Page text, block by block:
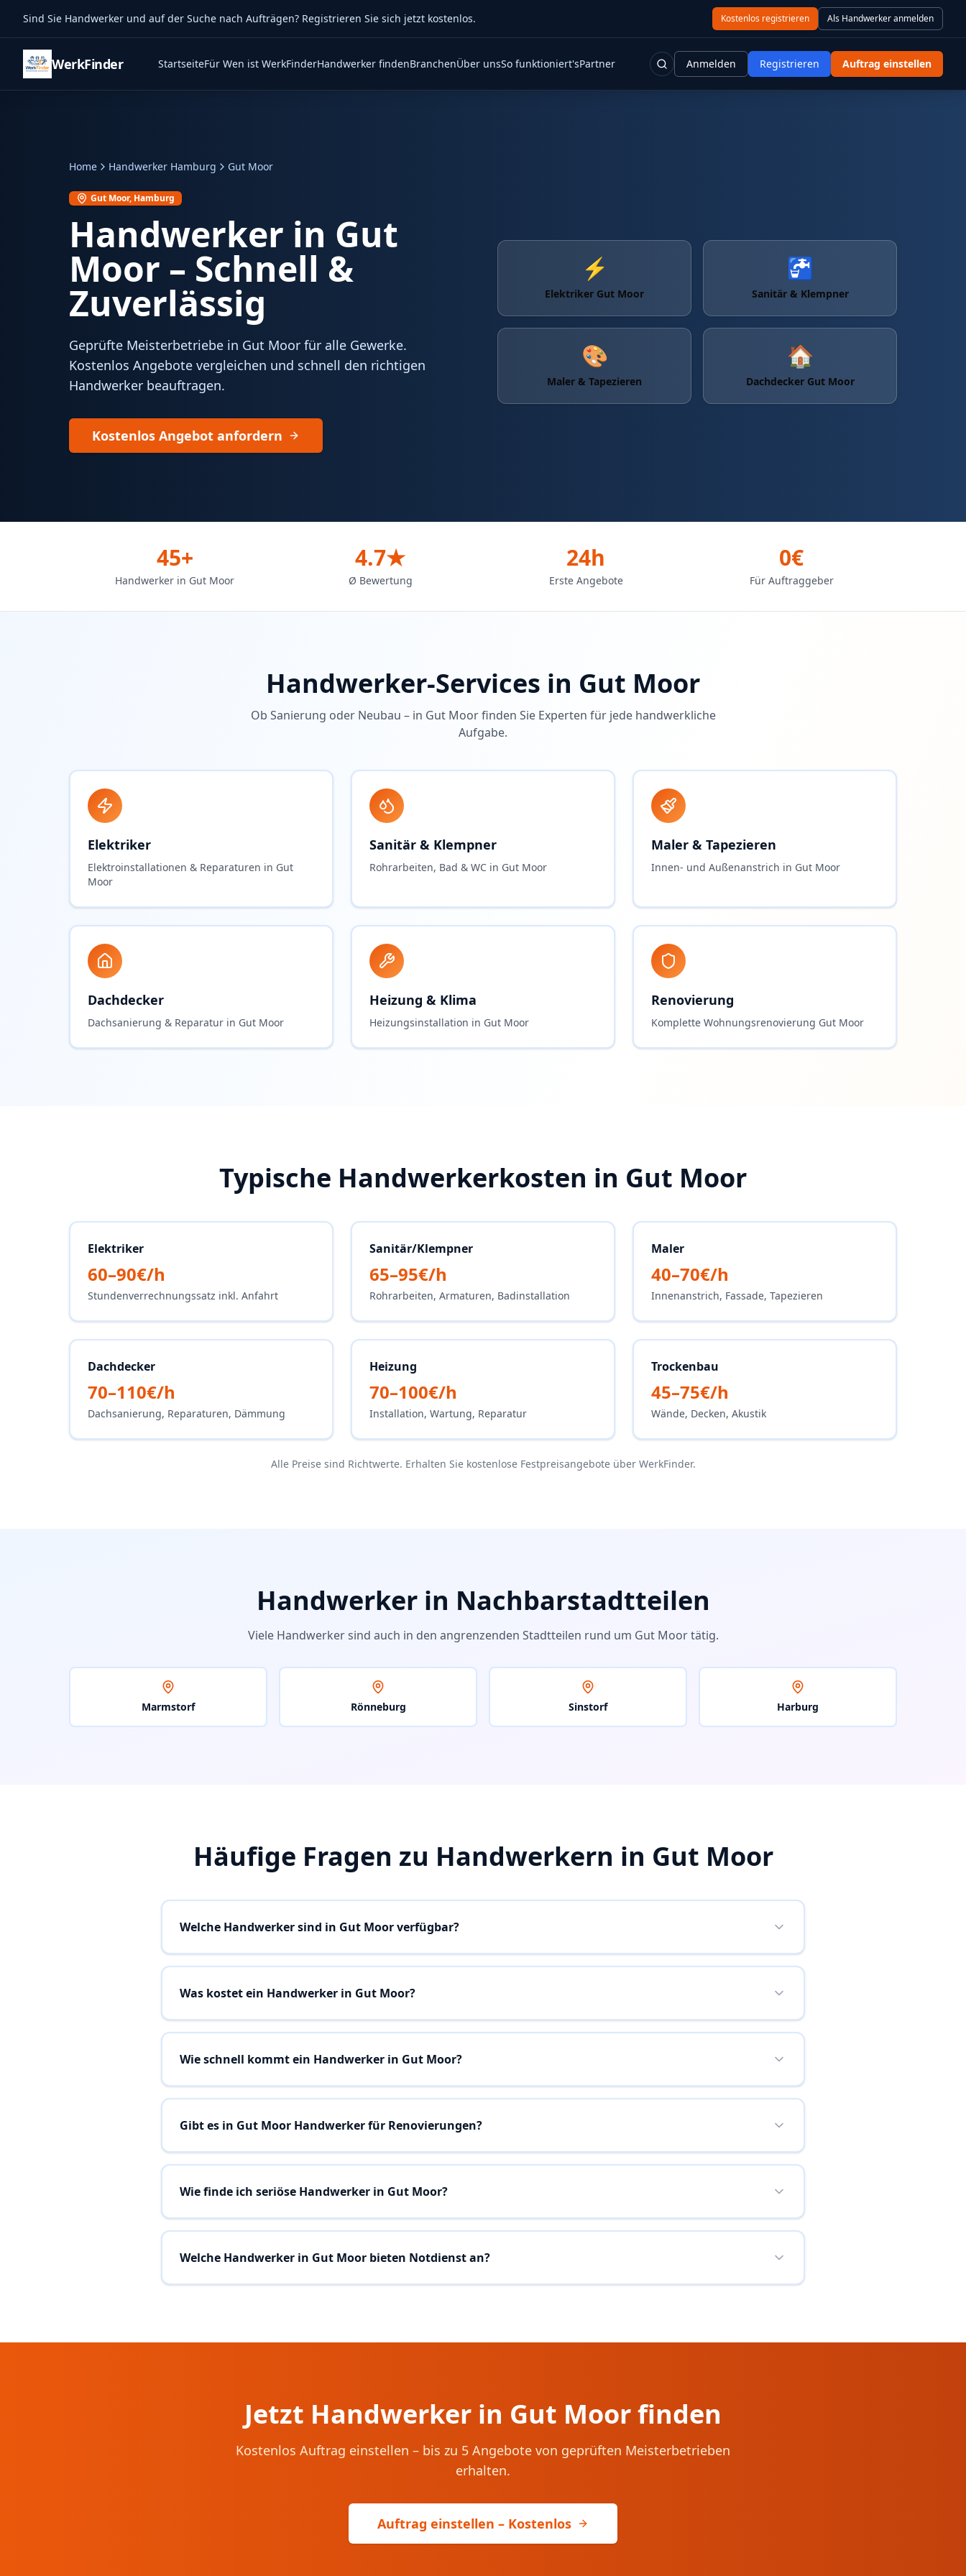
Sind Sie Handwerker und auf der Suche nach Aufträgen? Registrieren Sie sich jetzt kostenlos. Kostenlos registrieren Als Handwerker anmelden
WerkFinder StartseiteFür Wen ist WerkFinderHandwerker findenBranchenÜber unsSo funktioniert'sPartner Anmelden Registrieren Auftrag einstellen
Home Handwerker Hamburg Gut Moor
Gut Moor, Hamburg
Handwerker in Gut
Moor – Schnell &
Zuverlässig
Geprüfte Meisterbetriebe in Gut Moor für alle Gewerke.
Kostenlos Angebote vergleichen und schnell den richtigen
Handwerker beauftragen.
Kostenlos Angebot anfordern
⚡
Elektriker Gut Moor
🚰
Sanitär & Klempner
🎨
Maler & Tapezieren
🏠
Dachdecker Gut Moor
45+
Handwerker in Gut Moor
4.7★
Ø Bewertung
24h
Erste Angebote
0€
Für Auftraggeber
Handwerker-Services in Gut Moor
Ob Sanierung oder Neubau – in Gut Moorfinden Sie Experten für jede handwerkliche
Aufgabe.
Elektriker
Elektroinstallationen & Reparaturen in Gut
Moor
Sanitär & Klempner
Rohrarbeiten, Bad & WC in Gut Moor
Maler & Tapezieren
Innen- und Außenanstrich in Gut Moor
Dachdecker
Dachsanierung & Reparatur in Gut Moor
Heizung & Klima
Heizungsinstallation in Gut Moor
Renovierung
Komplette Wohnungsrenovierung Gut Moor
Typische Handwerkerkosten in Gut Moor
Elektriker
60–90€/h
Stundenverrechnungssatz inkl. Anfahrt
Sanitär/Klempner
65–95€/h
Rohrarbeiten, Armaturen, Badinstallation
Maler
40–70€/h
Innenanstrich, Fassade, Tapezieren
Dachdecker
70–110€/h
Dachsanierung, Reparaturen, Dämmung
Heizung
70–100€/h
Installation, Wartung, Reparatur
Trockenbau
45–75€/h
Wände, Decken, Akustik
Alle Preise sind Richtwerte. Erhalten Sie kostenlose Festpreisangebote über WerkFinder.
Handwerker in Nachbarstadtteilen
Viele Handwerker sind auch in den angrenzenden Stadtteilen rund um Gut Moortätig.
Marmstorf Rönneburg Sinstorf Harburg
Häufige Fragen zu Handwerkern in Gut Moor
Welche Handwerker sind in Gut Moor verfügbar?
Was kostet ein Handwerker in Gut Moor?
Wie schnell kommt ein Handwerker in Gut Moor?
Gibt es in Gut Moor Handwerker für Renovierungen?
Wie finde ich seriöse Handwerker in Gut Moor?
Welche Handwerker in Gut Moor bieten Notdienst an?
Jetzt Handwerker in Gut Moorfinden
Kostenlos Auftrag einstellen – bis zu 5 Angebote von geprüften Meisterbetrieben
erhalten.
Auftrag einstellen – Kostenlos